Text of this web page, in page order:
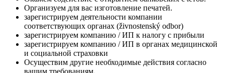
Организуем для вас изготовление печатей.
зарегистрируем деятельности компании
соответствующих органах (živnostenský odbor)
зарегистрируем компанию / ИП к налогу с прибыли
зарегистрируем компанию / ИП в органах медицинской
и социальной страховки
Осуществим другие необходимые действия согласно
вашим требованиям.